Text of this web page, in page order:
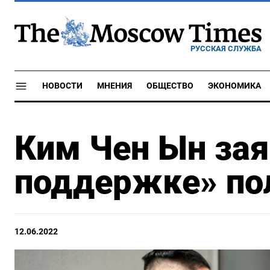
РУССКАЯ СЛУЖБА
НОВОСТИ МНЕНИЯ ОБЩЕСТВО ЭКОНОМИКА
Ким Чен Ын
поддержке»
12.06.2022